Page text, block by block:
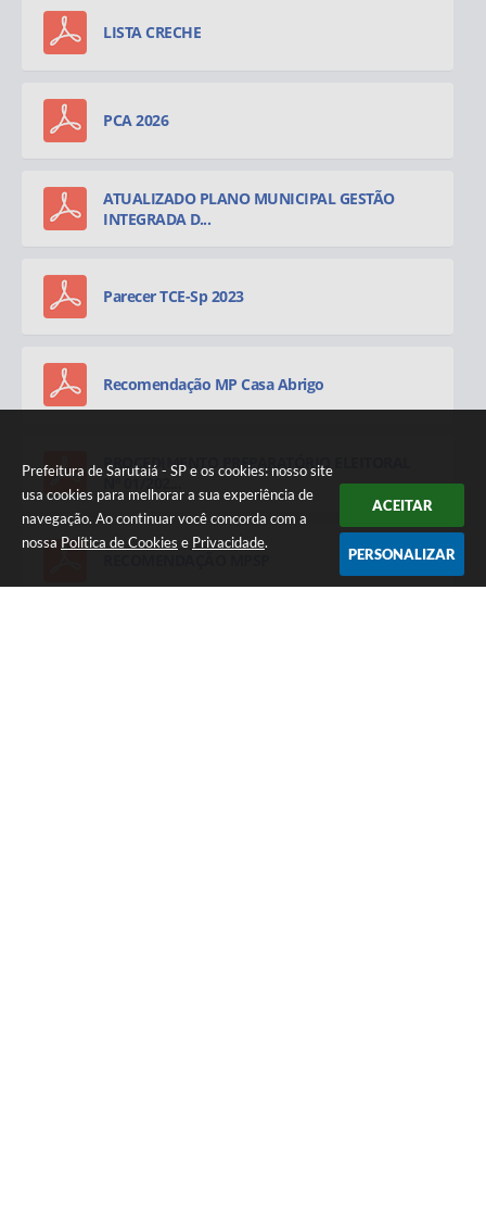
Prefeitura de Sarutaiá - SP e os cookies: nosso site
usa cookies para melhorar a sua experiência de
navegação. Ao continuar você concorda com a
nossa Política de Cookies e Privacidade.
ACEITAR
PERSONALIZAR
LISTA CRECHE
PCA 2026
ATUALIZADO PLANO MUNICIPAL GESTÃO
INTEGRADA D...
Parecer TCE-Sp 2023
Recomendação MP Casa Abrigo
PROCEDIMENTO PREPARATÓRIO ELEITORAL
Nº 01/202...